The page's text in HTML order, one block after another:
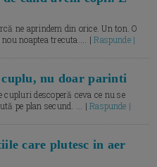
ne aprindem din orice. Un ton. O
noaptea trecuta.... |Raspunde |
nu doar parinti
descoperă ceva ce nu se
pe plan secund. ... |Raspunde |
care plutesc in aer